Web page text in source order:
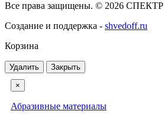
Все права защищены. © 2026 СПЕКТР
Создание и поддержка - shvedoff.ru
Корзина
Удалить Закрыть
×
Абразивные материалы